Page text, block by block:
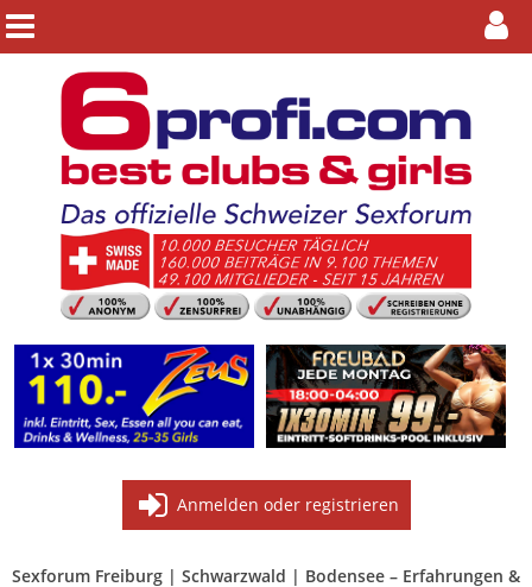
Anmelden oder registrieren
Sexforum Freiburg | Schwarzwald | Bodensee – Erfahrungen &